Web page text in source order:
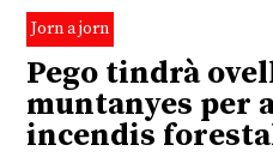
Jorn a jorn
Pego tindrà
muntanyes per
incendis